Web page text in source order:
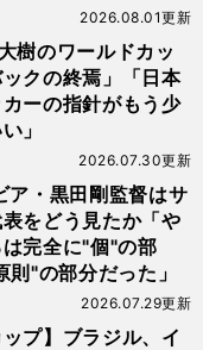
樹のワールドカッ
クの終焉」「日本
ーの指針がもう少
」
2026.08.01更新
ア・黒田剛監督はサ
をどう見たか「や
完全に"個"の部
則"の部分だった」
2026.07.30更新
ップ】ブラジル、イ
2026.07.29更新